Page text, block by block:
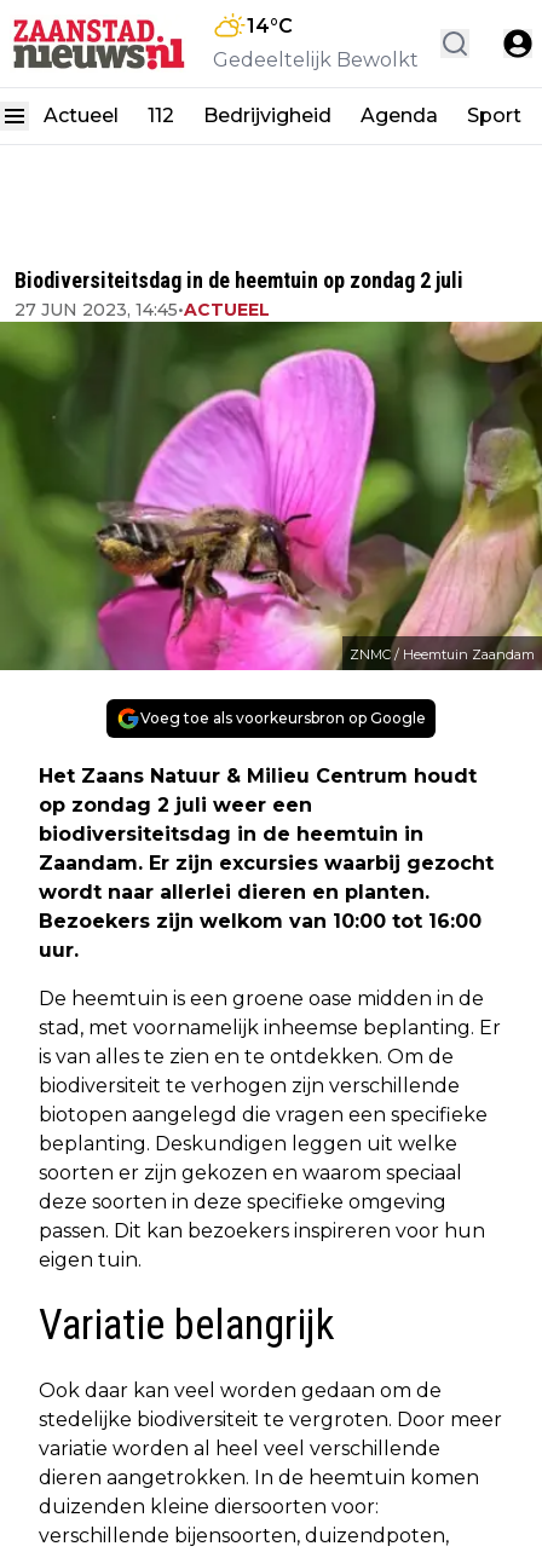
14°C
Gedeeltelijk Bewolkt
Actueel 112 Bedrijvigheid Agenda Sport
Biodiversiteitsdag in de heemtuin op zondag 2 juli
27 JUN 2023, 14:45•ACTUEEL
ZNMC / Heemtuin Zaandam
Voeg toe als voorkeursbron op Google
Het Zaans Natuur & Milieu Centrum houdt
op zondag 2 juli weer een
biodiversiteitsdag in de heemtuin in
Zaandam. Er zijn excursies waarbij gezocht
wordt naar allerlei dieren en planten.
Bezoekers zijn welkom van 10:00 tot 16:00
uur.
De heemtuin is een groene oase midden in de
stad, met voornamelijk inheemse beplanting. Er
is van alles te zien en te ontdekken. Om de
biodiversiteit te verhogen zijn verschillende
biotopen aangelegd die vragen een specifieke
beplanting. Deskundigen leggen uit welke
soorten er zijn gekozen en waarom speciaal
deze soorten in deze specifieke omgeving
passen. Dit kan bezoekers inspireren voor hun
eigen tuin.
Variatie belangrijk
Ook daar kan veel worden gedaan om de
stedelijke biodiversiteit te vergroten. Door meer
variatie worden al heel veel verschillende
dieren aangetrokken. In de heemtuin komen
duizenden kleine diersoorten voor:
verschillende bijensoorten, duizendpoten,